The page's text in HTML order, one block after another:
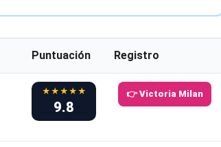
Puntuación Registro
★★★★★
9.8
👉 Victoria Milan